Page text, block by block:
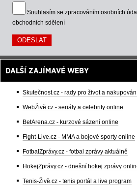
Souhlasím se zpracováním osobních
obchodních sdělení
DALŠÍ ZAJÍMAVÉ WEBY
Skutečnost.cz - rady pro život a
WebŽivě.cz - seriály a celebrity online
BetArena.cz - kurzové sázení online
Fight-Live.cz - MMA a bojové sporty online
FotbalZprávy.cz - fotbal zprávy aktuálně
HokejZprávy.cz - dnešní hokej zprávy
Tenis-Živě.cz - tenis portál a live program